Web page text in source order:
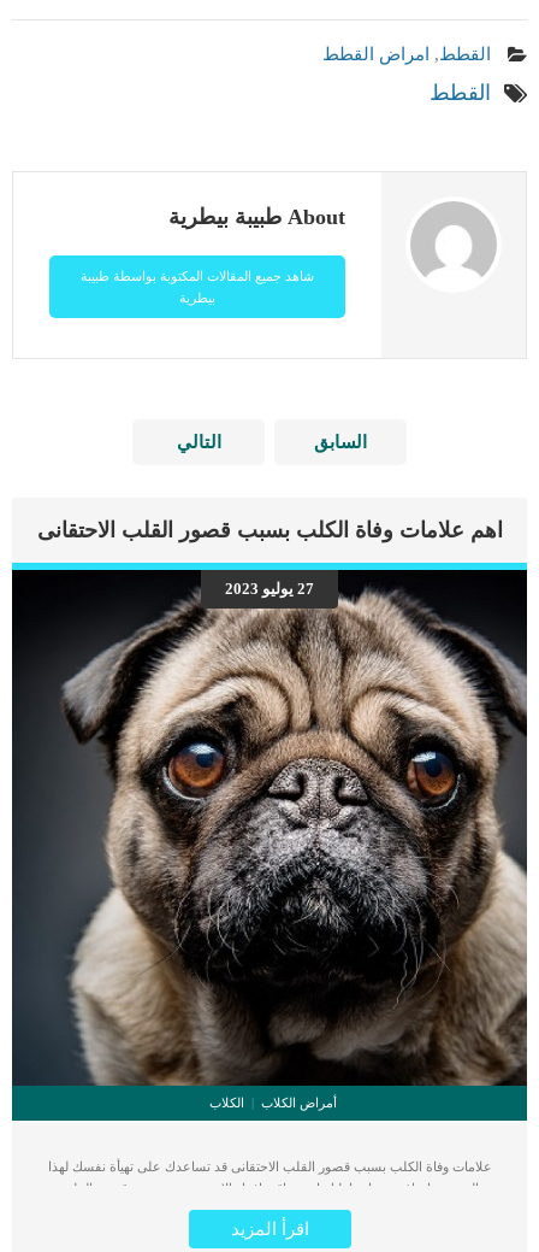
القطط, امراض القطط
القطط
About طبيبة بيطرية
شاهد جميع المقالات المكتوبة بواسطة طبيبة
بيطرية
السابق التالي
اهم علامات وفاة الكلب بسبب قصور القلب الاحتقانى
27 يوليو 2023
أمراض الكلاب الكلاب
علامات وفاة الكلب بسبب قصور القلب الاحتقانى قد تساعدك على تهيأة نفسك لهذا
الحدث, واتخاذ جميع احتياطتك انت وباقى افراد الاسرة. يعتبر مرض قصور القلب
الاحتقانى من اخطر الحالات المرضية التى يمكن ان يتعرض لها جميع الكائنات الحية بما فى
ذلك الكلاب والقطط. كما ان القلب يعتبر عضوا رئيسيا فى جسم الكلاب, واى قصور به
اقرأ المزيد